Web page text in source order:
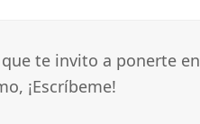
te invito a ponerte en
¡Escríbeme!